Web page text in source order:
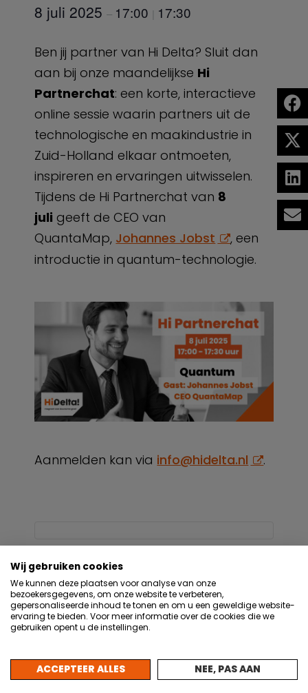
8 juli 2025– 17:00 17:30
Ben jij partner van Hi Delta? Sluit dan
aan bij onze maandelijkse Hi
Partnerchat: een korte, interactieve
online sessie waarin partners uit de
technologische en maakindustrie in
Zuid-Holland elkaar ontmoeten,
inspireren en ervaringen uitwisselen.
Tijdens de Hi Partnerchat van 8
juli geeft de CEO van
QuantaMap, Johannes Jobst
, een
introductie in quantum-technologie.
Aanmelden kan via info@hidelta.nl .
Outlook Live
Google Calendar iCalendar
Wij gebruiken cookies
We kunnen deze plaatsen voor analyse van onze
bezoekersgegevens, om onze website te verbeteren,
gepersonaliseerde inhoud te tonen en om u een geweldige website-
ervaring te bieden. Voor meer informatie over de cookies die we
gebruiken opent u de instellingen.
ACCEPTEER ALLES NEE, PAS AAN